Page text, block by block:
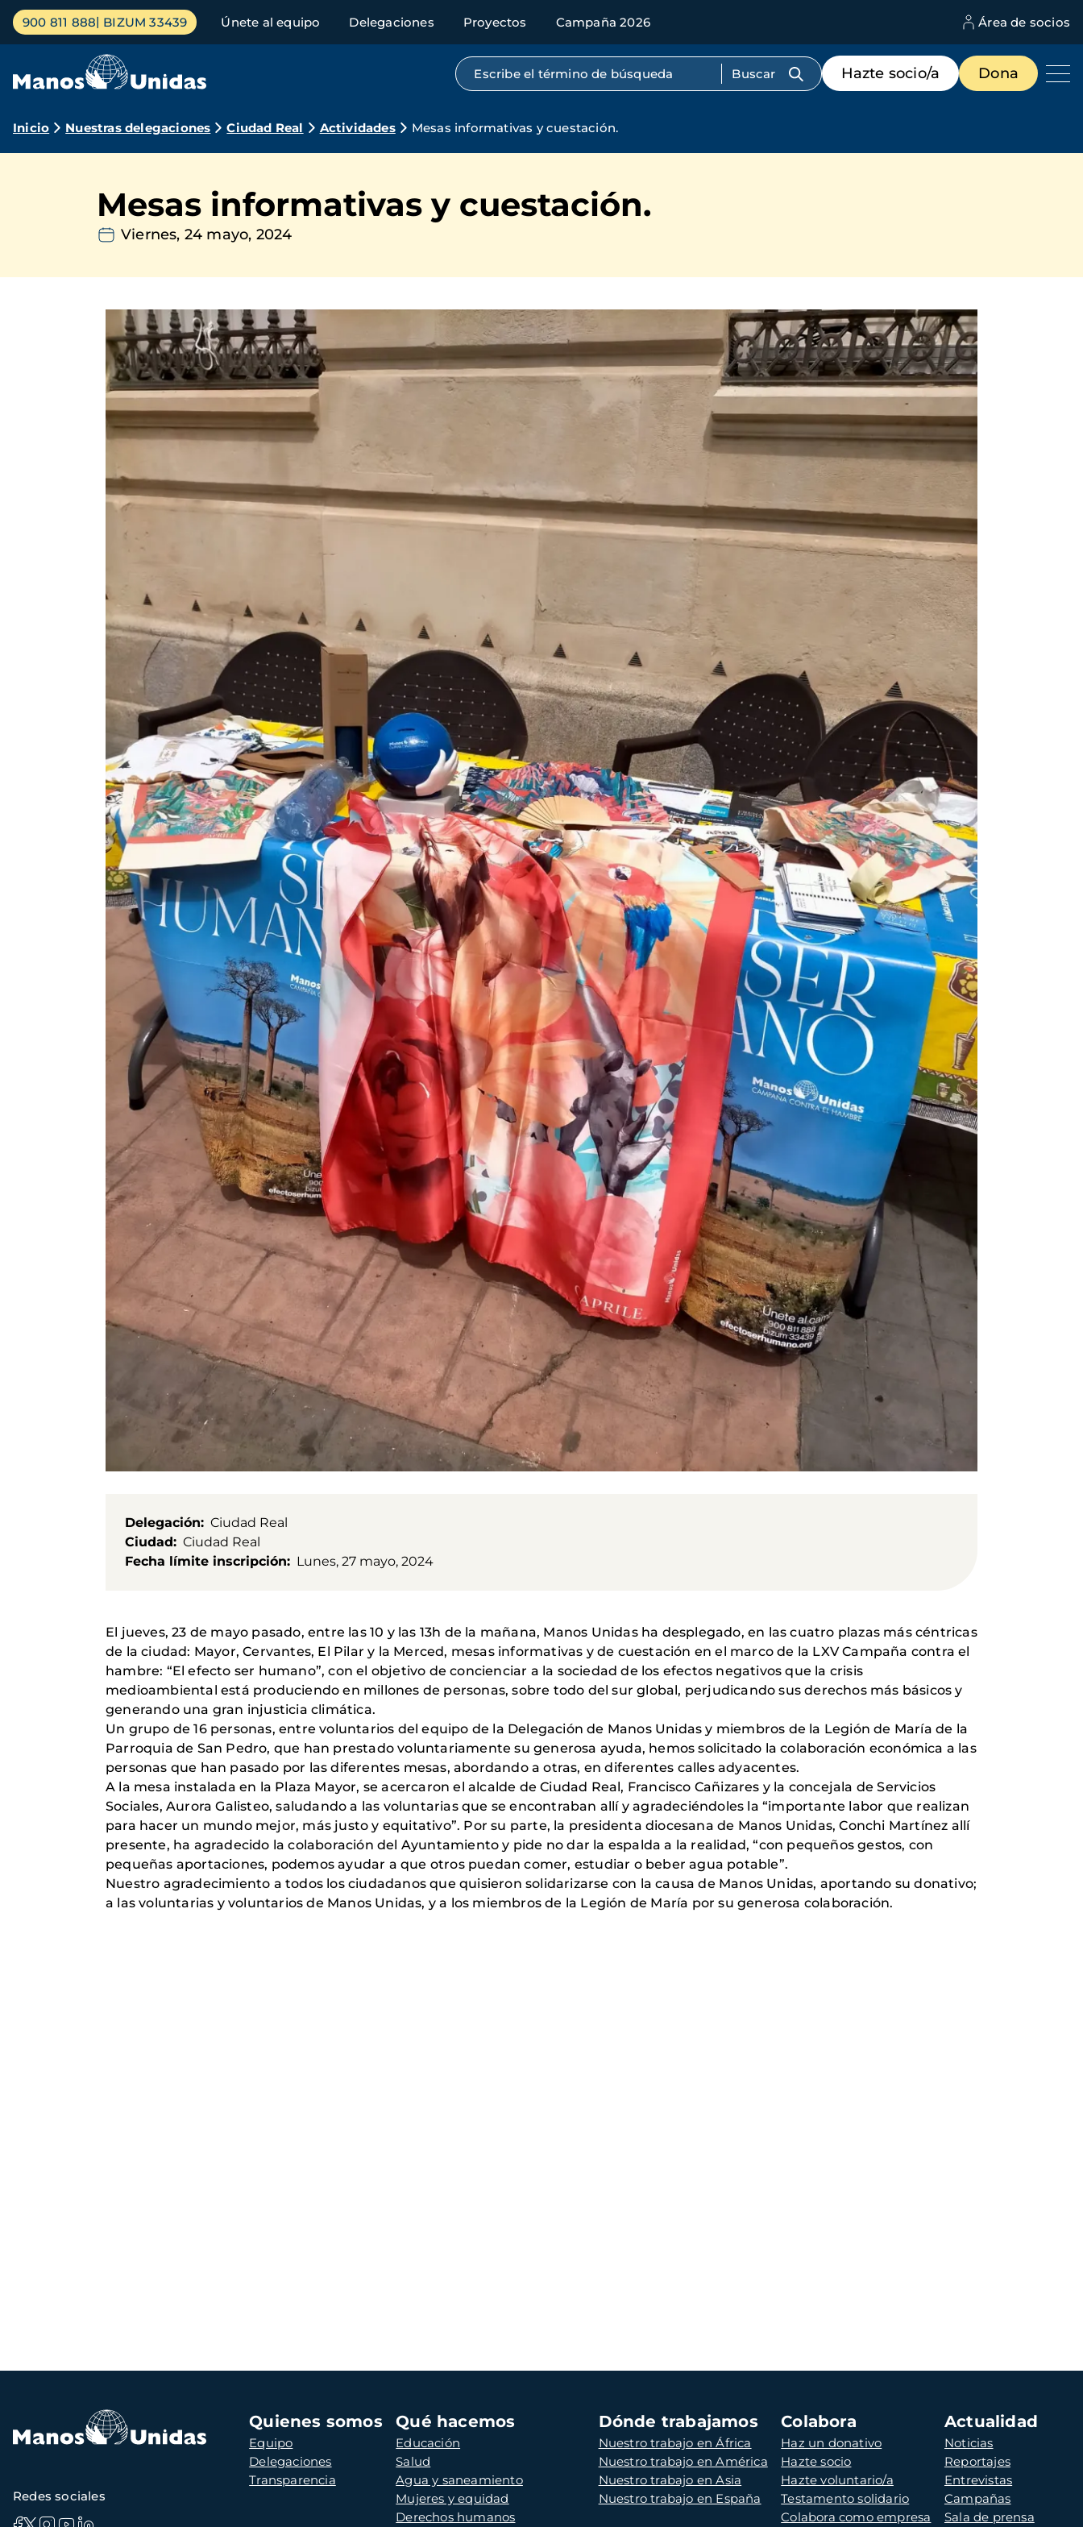
Pasar
contenido
Menú
principal
900 811 888 BIZUM 33439 Únete al equipo Delegaciones Proyectos Campaña 2026 Área de socios
Búsqueda por texto completo
Menú
de
destacados
Hazte socio/a Dona
Ruta
navegación
Inicio Nuestras delegaciones Ciudad Real Actividades Mesas informativas y cuestación.
Mesas informativas y cuestación.
Viernes, 24 mayo, 2024
Delegación
Ciudad Real
Ciudad
Ciudad Real
Fecha límite inscripción
Lunes, 27 mayo, 2024
El jueves, 23 de mayo pasado, entre las 10 y las 13h de la mañana, Manos Unidas ha desplegado, en las cuatro plazas más céntricas
de la ciudad: Mayor, Cervantes, El Pilar y la Merced, mesas informativas y de cuestación en el marco de la LXV Campaña contra el
hambre: “El efecto ser humano”, con el objetivo de concienciar a la sociedad de los efectos negativos que la crisis
medioambiental está produciendo en millones de personas, sobre todo del sur global, perjudicando sus derechos más básicos y
generando una gran injusticia climática.
Un grupo de 16 personas, entre voluntarios del equipo de la Delegación de Manos Unidas y miembros de la Legión de María de la
Parroquia de San Pedro, que han prestado voluntariamente su generosa ayuda, hemos solicitado la colaboración económica a las
personas que han pasado por las diferentes mesas, abordando a otras, en diferentes calles adyacentes.
A la mesa instalada en la Plaza Mayor, se acercaron el alcalde de Ciudad Real, Francisco Cañizares y la concejala de Servicios
Sociales, Aurora Galisteo, saludando a las voluntarias que se encontraban allí y agradeciéndoles la “importante labor que realizan
para hacer un mundo mejor, más justo y equitativo”. Por su parte, la presidenta diocesana de Manos Unidas, Conchi Martínez allí
presente, ha agradecido la colaboración del Ayuntamiento y pide no dar la espalda a la realidad, “con pequeños gestos, con
pequeñas aportaciones, podemos ayudar a que otros puedan comer, estudiar o beber agua potable”.
Nuestro agradecimiento a todos los ciudadanos que quisieron solidarizarse con la causa de Manos Unidas, aportando su donativo;
a las voluntarias y voluntarios de Manos Unidas, y a los miembros de la Legión de María por su generosa colaboración.
Navegación
principal
Quienes somos
Equipo
Delegaciones
Transparencia
Qué hacemos
Educación
Salud
Agua y saneamiento
Mujeres y equidad
Derechos humanos
Dónde trabajamos
Nuestro trabajo en África
Nuestro trabajo en América
Nuestro trabajo en Asia
Nuestro trabajo en España
Colabora
Haz un donativo
Hazte socio
Hazte voluntario/a
Testamento solidario
Colabora como empresa
Actualidad
Noticias
Reportajes
Entrevistas
Campañas
Sala de prensa
Redes sociales